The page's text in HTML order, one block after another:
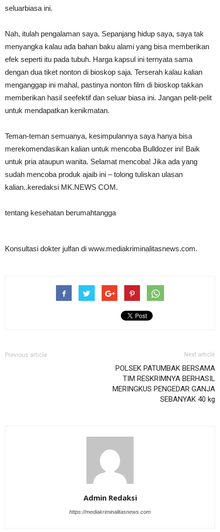
seluarbiasa ini.
Nah, itulah pengalaman saya. Sepanjang hidup saya, saya tak
menyangka kalau ada bahan baku alami yang bisa memberikan
efek seperti itu pada tubuh. Harga kapsul ini ternyata sama
dengan dua tiket nonton di bioskop saja. Terserah kalau kalian
menganggap ini mahal, pastinya nonton film di bioskop takkan
memberikan hasil seefektif dan seluar biasa ini. Jangan pelit-pelit
untuk mendapatkan kenikmatan.
Teman-teman semuanya, kesimpulannya saya hanya bisa
merekomendasikan kalian untuk mencoba Bulldozer ini! Baik
untuk pria ataupun wanita. Selamat mencoba! Jika ada yang
sudah mencoba produk ajaib ini – tolong tuliskan ulasan
kalian..keredaksi MK.NEWS COM.
tentang kesehatan berumahtangga
Konsultasi dokter julfan di www.mediakriminalitasnews.com.
Previous article Next article
POLSEK PATUMBAK BERSAMA
TIM RESKRIMNYA BERHASIL
MERINGKUS PENGEDAR GANJA
SEBANYAK 40 kg
Admin Redaksi
https://mediakriminalitasnews.com